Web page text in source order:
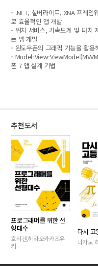
- .NET, 실버라이트, XNA 프레임
로 효율적인 앱 개발
- 위치 서비스, 가속도계 및 터치
는 앱 개발
- 윈도우폰의 그래픽 기능을 활
- Model-View-
폰 7 앱 설계 기법
추천도서
프로그래머를 위한 선
형대수
호리겐,히라오카카즈유
키
다시 고
나가노